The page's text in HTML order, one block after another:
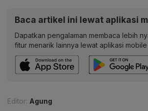
Baca artikel ini lewat aplikasi
Dapatkan pengalaman membaca lebih
fitur menarik lainnya lewat aplikasi mobile
Editor: Agung